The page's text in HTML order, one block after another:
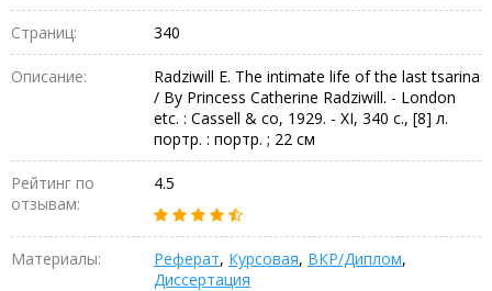
Страниц: 340
Описание:
Radziwill E. The intimate life of the last tsarina
/ By Princess Catherine Radziwill. - London
etc. : Cassell & co, 1929. - XI, 340 с., [8] л.
портр. : портр. ; 22 см
Рейтинг по
отзывам:
4.5
Материалы: Реферат, Курсовая, ВКР/Диплом,
Диссертация